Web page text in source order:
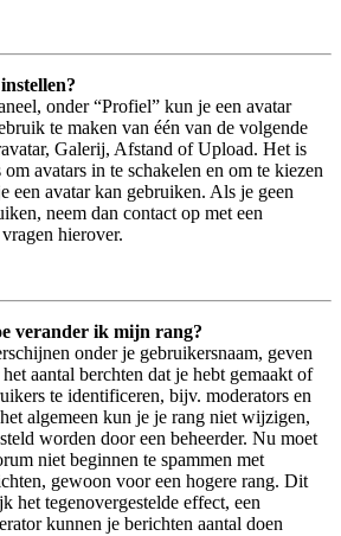
onder “Profiel” kun je een avatar
te maken van één van de volgende
Galerij, Afstand of Upload. Het is
om avatars in te schakelen en om te kiezen
een avatar kan gebruiken. Als je geen
neem dan contact op met een
hierover.
verander ik mijn rang?
onder je gebruikersnaam, geven
aantal berchten dat je hebt gemaakt of
te identificeren, bijv. moderators en
algemeen kun je je rang niet wijzigen,
worden door een beheerder. Nu moet
niet beginnen te spammen met
gewoon voor een hogere rang. Dit
het tegenovergestelde effect, een
kunnen je berichten aantal doen